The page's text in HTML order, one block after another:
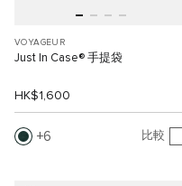
VOYAGEUR
Just In Case® 手提袋
HK$1,600
6 比較